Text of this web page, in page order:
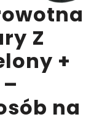
Z
+
na